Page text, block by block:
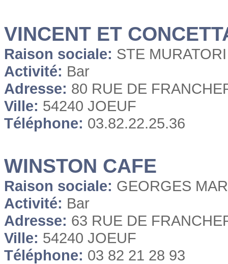
VINCENT ET
Raison sociale: STE MURATORI
Activité: Bar
Adresse: 80 RUE DE
Ville: 54240 JOEUF
Téléphone: 03.82.22.25.36
WINSTON CAFE
Raison sociale: GEORGES
Activité: Bar
Adresse: 63 RUE DE
Ville: 54240 JOEUF
Téléphone: 03 82 21 28 93